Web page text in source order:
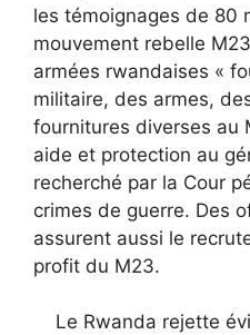
les témoignages de 80
mouvement rebelle
armées rwandaises «
militaire, des armes,
fournitures diverses au
aide et protection au
recherché par la Cour
crimes de guerre. Des
assurent aussi le
profit du M23.
Le Rwanda rejette